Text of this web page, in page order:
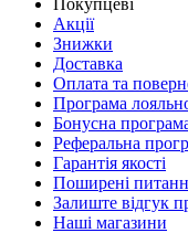
Акції
Знижки
Доставка
Оплата та
Програма
Бонусна
Реферальна
Гарантія якості
Поширені
Залиште відгук
Наші магазини